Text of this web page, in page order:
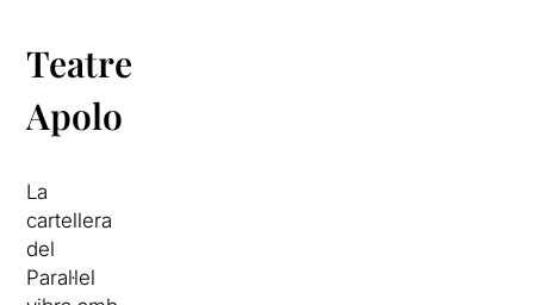
Teatre
Apolo
La
cartellera
del
Paral·lel